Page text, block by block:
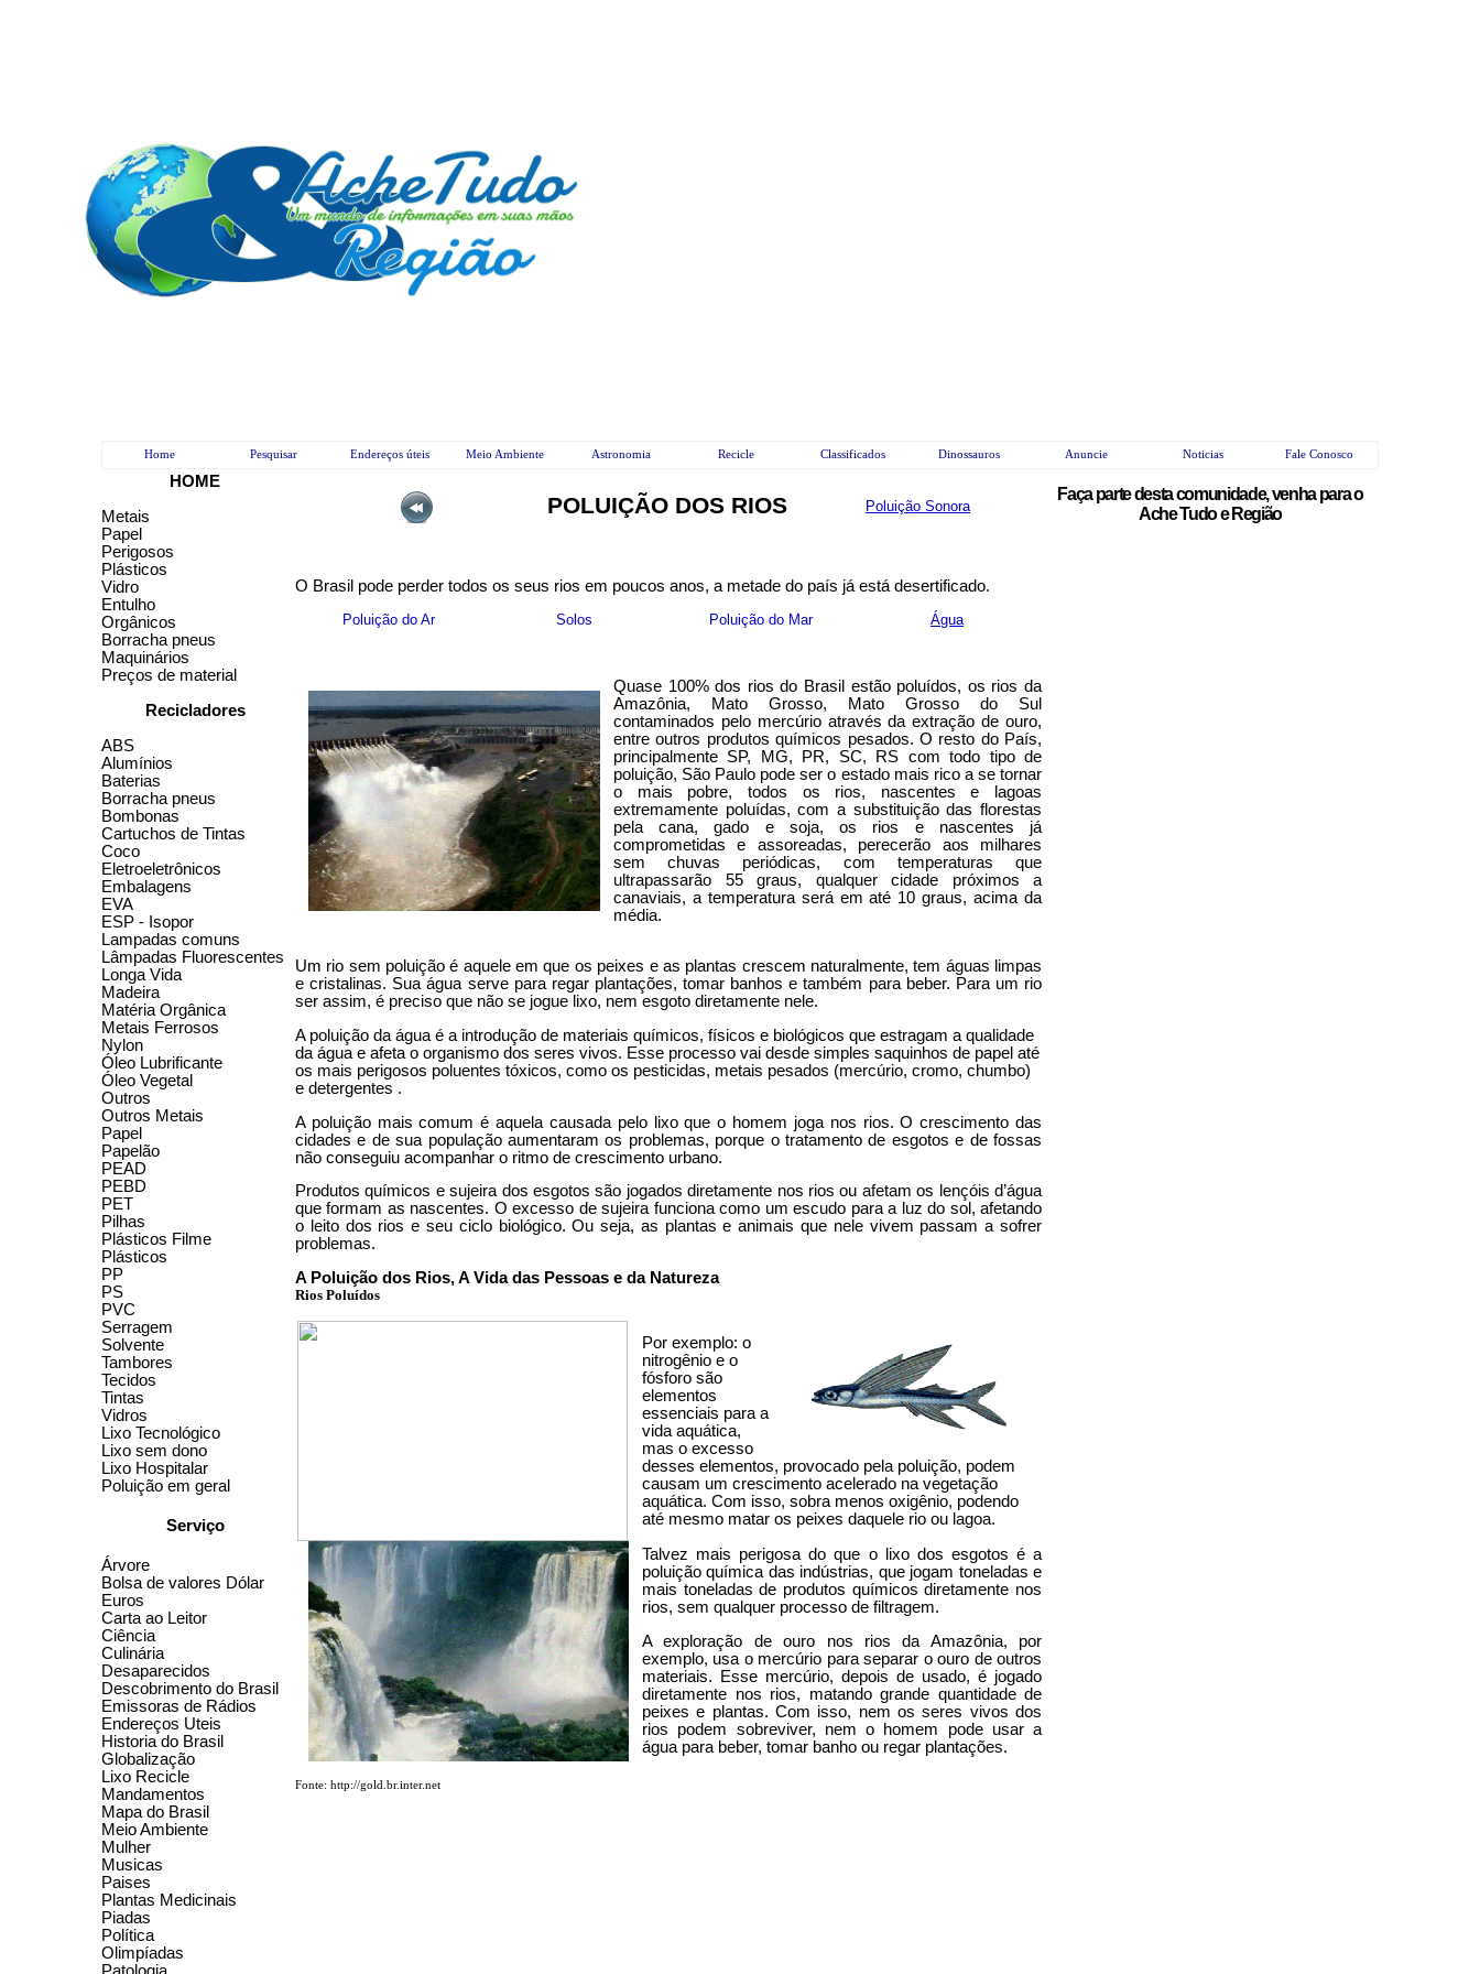
Home Pesquisar Endereços úteis Meio Ambiente Astronomia Recicle Classificados Dinossauros Anuncie Noticias Fale Conosco
HOME
Metais
Papel
Perigosos
Plásticos
Vidro
Entulho
Orgânicos
Borracha pneus
Maquinários
Preços de material
Recicladores
ABS
Alumínios
Baterias
Borracha pneus
Bombonas
Cartuchos de Tintas
Coco
Eletroeletrônicos
Embalagens
EVA
ESP - Isopor
Lampadas comuns
Lâmpadas Fluorescentes
Longa Vida
Madeira
Matéria Orgânica
Metais Ferrosos
Nylon
Óleo Lubrificante
Óleo Vegetal
Outros
Outros Metais
Papel
Papelão
PEAD
PEBD
PET
Pilhas
Plásticos Filme
Plásticos
PP
PS
PVC
Serragem
Solvente
Tambores
Tecidos
Tintas
Vidros
Lixo Tecnológico
Lixo sem dono
Lixo Hospitalar
Poluição em geral
Serviço
Árvore
Bolsa de valores Dólar
Euros
Carta ao Leitor
Ciência
Culinária
Desaparecidos
Descobrimento do Brasil
Emissoras de Rádios
Endereços Uteis
Historia do Brasil
Globalização
Lixo Recicle
Mandamentos
Mapa do Brasil
Meio Ambiente
Mulher
Musicas
Paises
Plantas Medicinais
Piadas
Política
Olimpíadas
POLUIÇÃO DOS RIOS Poluição Sonora
O Brasil pode perder todos os seus rios em poucos anos, a metade do país já está desertificado.
Poluição do Ar Solos Poluição do Mar Água
Quase 100% dos rios do Brasil estão poluídos, os rios da
Amazônia, Mato Grosso, Mato Grosso do Sul
contaminados pelo mercúrio através da extração de ouro,
entre outros produtos químicos pesados. O resto do País,
principalmente SP, MG, PR, SC, RS com todo tipo de
poluição, São Paulo pode ser o estado mais rico a se tornar
o mais pobre, todos os rios, nascentes e lagoas
extremamente poluídas, com a substituição das florestas
pela cana, gado e soja, os rios e nascentes já
comprometidas e assoreadas, perecerão aos milhares
sem chuvas periódicas, com temperaturas que
ultrapassarão 55 graus, qualquer cidade próximos a
canaviais, a temperatura será em até 10 graus, acima da
média.
Um rio sem poluição é aquele em que os peixes e as plantas crescem naturalmente, tem águas limpas
e cristalinas. Sua água serve para regar plantações, tomar banhos e também para beber. Para um rio
ser assim, é preciso que não se jogue lixo, nem esgoto diretamente nele.
A poluição da água é a introdução de materiais químicos, físicos e biológicos que estragam a qualidade
da água e afeta o organismo dos seres vivos. Esse processo vai desde simples saquinhos de papel até
os mais perigosos poluentes tóxicos, como os pesticidas, metais pesados (mercúrio, cromo, chumbo)
e detergentes .
A poluição mais comum é aquela causada pelo lixo que o homem joga nos rios. O crescimento das
cidades e de sua população aumentaram os problemas, porque o tratamento de esgotos e de fossas
não conseguiu acompanhar o ritmo de crescimento urbano.
Produtos químicos e sujeira dos esgotos são jogados diretamente nos rios ou afetam os lençóis d’água
que formam as nascentes. O excesso de sujeira funciona como um escudo para a luz do sol, afetando
o leito dos rios e seu ciclo biológico. Ou seja, as plantas e animais que nele vivem passam a sofrer
problemas.
A Poluição dos Rios, A Vida das Pessoas e da Natureza
Rios Poluídos
Por exemplo: o
nitrogênio e o
fósforo são
elementos
essenciais para a
vida aquática,
mas o excesso
desses elementos, provocado pela poluição, podem
causam um crescimento acelerado na vegetação
aquática. Com isso, sobra menos oxigênio, podendo
até mesmo matar os peixes daquele rio ou lagoa.
Talvez mais perigosa do que o lixo dos esgotos é a
poluição química das indústrias, que jogam toneladas e
mais toneladas de produtos químicos diretamente nos
rios, sem qualquer processo de filtragem.
A exploração de ouro nos rios da Amazônia, por
exemplo, usa o mercúrio para separar o ouro de outros
materiais. Esse mercúrio, depois de usado, é jogado
diretamente nos rios, matando grande quantidade de
peixes e plantas. Com isso, nem os seres vivos dos
rios podem sobreviver, nem o homem pode usar a
água para beber, tomar banho ou regar plantações.
Fonte: http://gold.br.inter.net
Faça parte desta comunidade, venha para o
Ache Tudo e Região